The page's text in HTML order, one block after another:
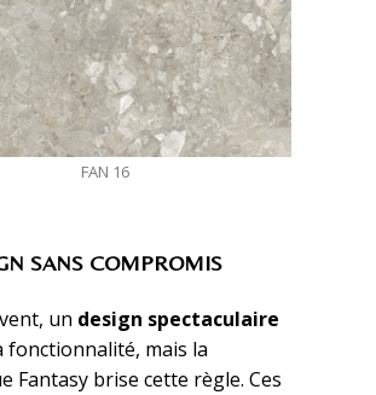
FAN 16
SANS COMPROMIS
un design spectaculaire
fonctionnalité, mais la
Fantasy brise cette règle. Ces